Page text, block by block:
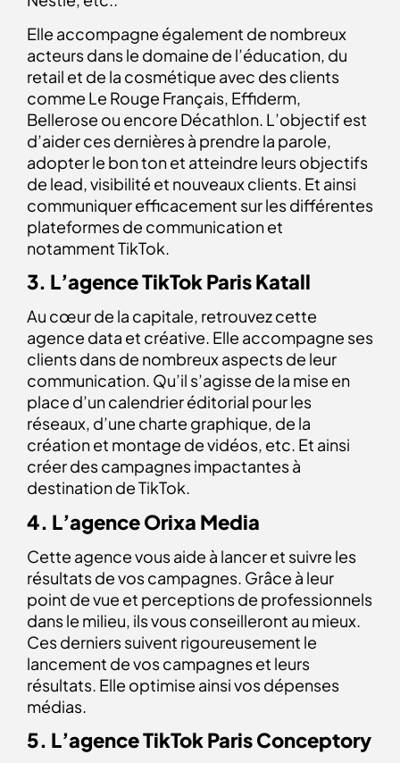
Elle accompagne également de nombreux
acteurs dans le domaine de l’éducation, du
retail et de la cosmétique avec des clients
comme Le Rouge Français, Effiderm,
Bellerose ou encore Décathlon. L’objectif est
d’aider ces dernières à prendre la parole,
adopter le bon ton et atteindre leurs objectifs
de lead, visibilité et nouveaux clients. Et ainsi
communiquer efficacement sur les différentes
plateformes de communication et
notamment TikTok.
3. L’agence TikTok Paris Katall
Au cœur de la capitale, retrouvez cette
agence data et créative. Elle accompagne ses
clients dans de nombreux aspects de leur
communication. Qu’il s’agisse de la mise en
place d’un calendrier éditorial pour les
réseaux, d’une charte graphique, de la
création et montage de vidéos, etc. Et ainsi
créer des campagnes impactantes à
destination de TikTok.
4. L’agence Orixa Media
Cette agence vous aide à lancer et suivre les
résultats de vos campagnes. Grâce à leur
point de vue et perceptions de professionnels
dans le milieu, ils vous conseilleront au mieux.
Ces derniers suivent rigoureusement le
lancement de vos campagnes et leurs
résultats. Elle optimise ainsi vos dépenses
médias.
5. L’agence TikTok Paris Conceptory